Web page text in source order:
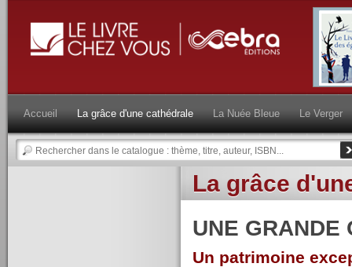
Accueil La grâce d'une cathédrale La Nuée Bleue Le Verger
La grâce
UNE GRANDE
Un patrimoine